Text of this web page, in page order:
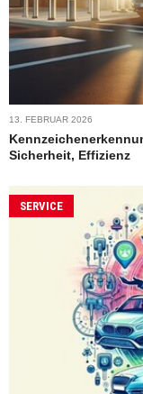
13. FEBRUAR 2026
Sicherheit, Effizienz
SERVICE